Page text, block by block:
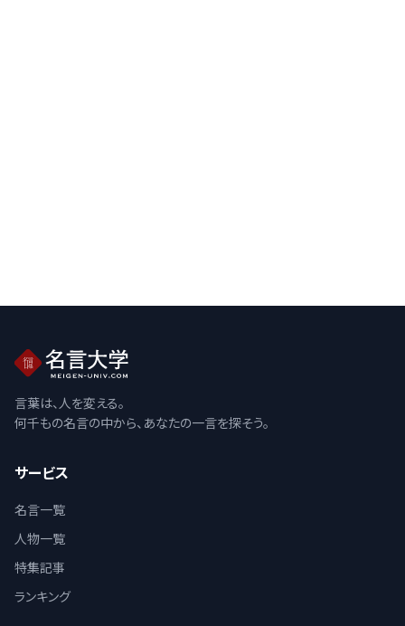
言葉は、人を変える。
何千もの名言の中から、あなたの一言を探そう。
サービス
名言一覧
人物一覧
特集記事
ランキング